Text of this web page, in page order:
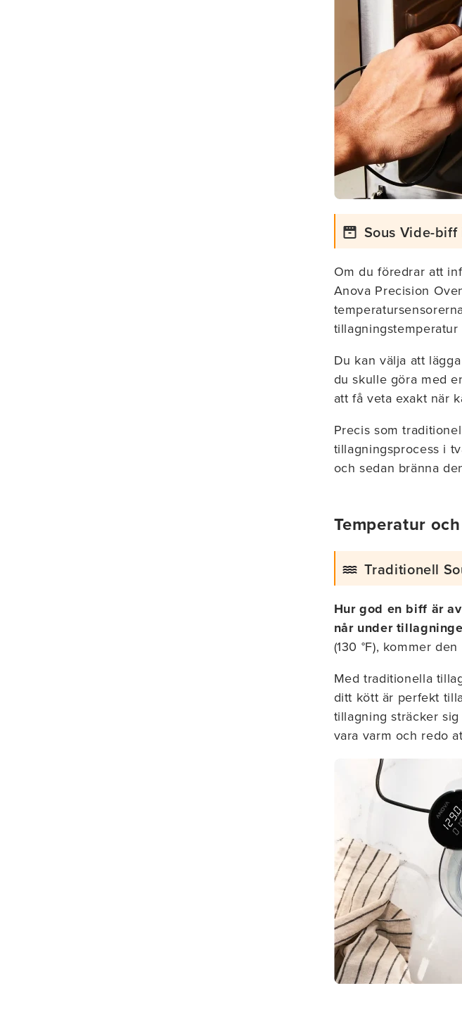
Sous Vide-
Om du föredrar att
Anova Precision
Du kan välja att
du skulle göra med
att få veta exakt när
Precis som
tillagningsprocess i
och sedan bränna
Temperatur
Traditionell
Hur god en biff är
når under
(130 °F), kommer
Med traditionella
ditt kött är perfekt
tillagning sträcker
vara varm och redo
GET 10%
OFF
Enter your email and get the latest
deals, exclusive offers, and delicious
recipes delivered straight to your inbox.
Subscribe
Oven 2.0). Additional exclusions may apply.